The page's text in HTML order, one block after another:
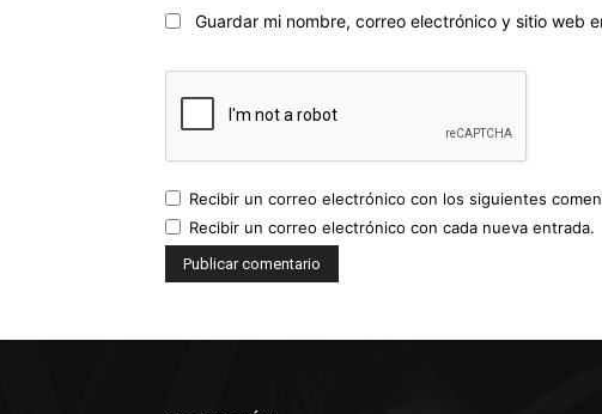
Guardar mi nombre, correo electrónico y sitio web
Recibir un correo electrónico con los siguientes
Recibir un correo electrónico con cada nueva entrada.